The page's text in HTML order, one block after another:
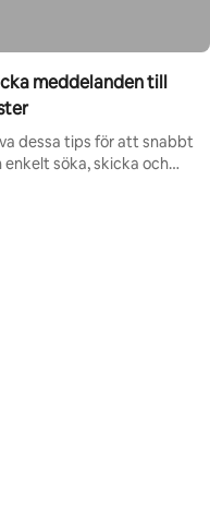
meddelanden till
dessa tips för att snabbt
enkelt söka, skicka och